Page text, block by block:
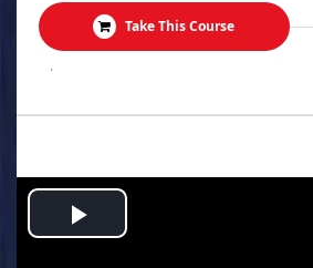
Take This Course
.
Play